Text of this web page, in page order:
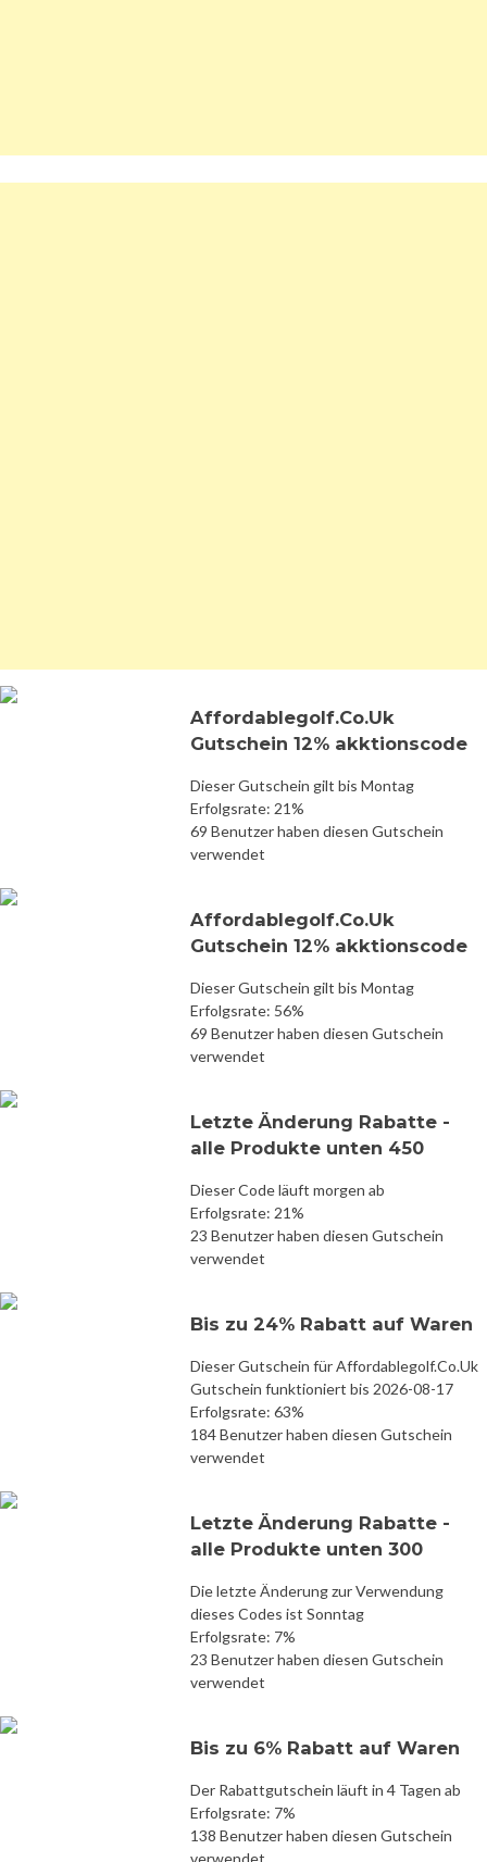
Affordablegolf.Co.Uk
Gutschein 12% akktionscode
Dieser Gutschein gilt bis Montag
Erfolgsrate: 21%
69 Benutzer haben diesen Gutschein
verwendet
Affordablegolf.Co.Uk
Gutschein 12% akktionscode
Dieser Gutschein gilt bis Montag
Erfolgsrate: 56%
69 Benutzer haben diesen Gutschein
verwendet
Letzte Änderung Rabatte -
alle Produkte unten 450
Dieser Code läuft morgen ab
Erfolgsrate: 21%
23 Benutzer haben diesen Gutschein
verwendet
Bis zu 24% Rabatt auf Waren
Dieser Gutschein für Affordablegolf.Co.Uk
Gutschein funktioniert bis 2026-08-17
Erfolgsrate: 63%
184 Benutzer haben diesen Gutschein
verwendet
Letzte Änderung Rabatte -
alle Produkte unten 300
Die letzte Änderung zur Verwendung
dieses Codes ist Sonntag
Erfolgsrate: 7%
23 Benutzer haben diesen Gutschein
verwendet
Bis zu 6% Rabatt auf Waren
Der Rabattgutschein läuft in 4 Tagen ab
Erfolgsrate: 7%
138 Benutzer haben diesen Gutschein
verwendet